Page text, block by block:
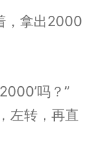
，拿出2000
吗？”
左转，再直